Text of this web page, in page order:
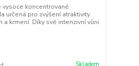
vysoce koncentrované
určená pro zvýšení atraktivity
a krmení. Díky své intenzivní vůni
Skladem